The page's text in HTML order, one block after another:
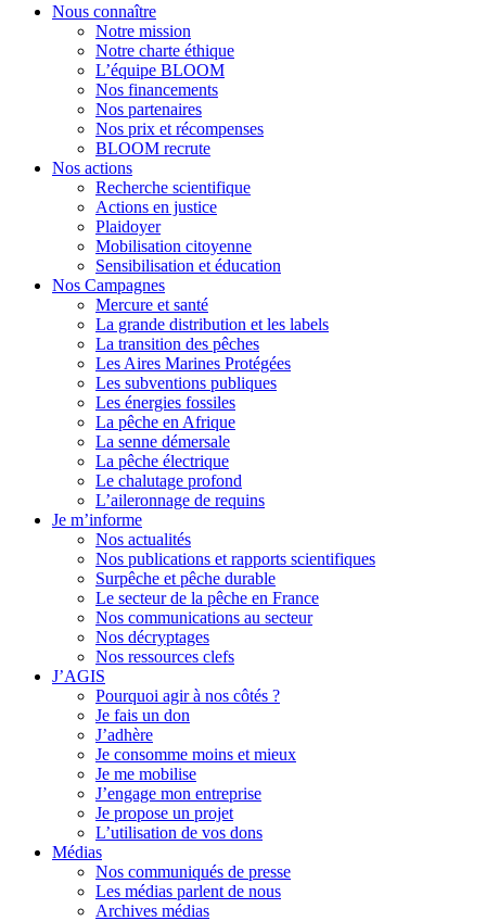
Nous connaître
Notre mission
Notre charte éthique
L’équipe BLOOM
Nos financements
Nos partenaires
Nos prix et récompenses
BLOOM recrute
Nos actions
Recherche scientifique
Actions en justice
Plaidoyer
Mobilisation citoyenne
Sensibilisation et éducation
Nos Campagnes
Mercure et santé
La grande distribution et les labels
La transition des pêches
Les Aires Marines Protégées
Les subventions publiques
Les énergies fossiles
La pêche en Afrique
La senne démersale
La pêche électrique
Le chalutage profond
L’aileronnage de requins
Je m’informe
Nos actualités
Nos publications et rapports scientifiques
Surpêche et pêche durable
Le secteur de la pêche en France
Nos communications au secteur
Nos décryptages
Nos ressources clefs
J’AGIS
Pourquoi agir à nos côtés ?
Je fais un don
J’adhère
Je consomme moins et mieux
Je me mobilise
J’engage mon entreprise
Je propose un projet
L’utilisation de vos dons
Médias
Nos communiqués de presse
Les médias parlent de nous
Archives médias